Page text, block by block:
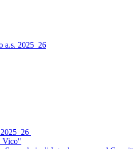
a.s. 2025_26
Vico"